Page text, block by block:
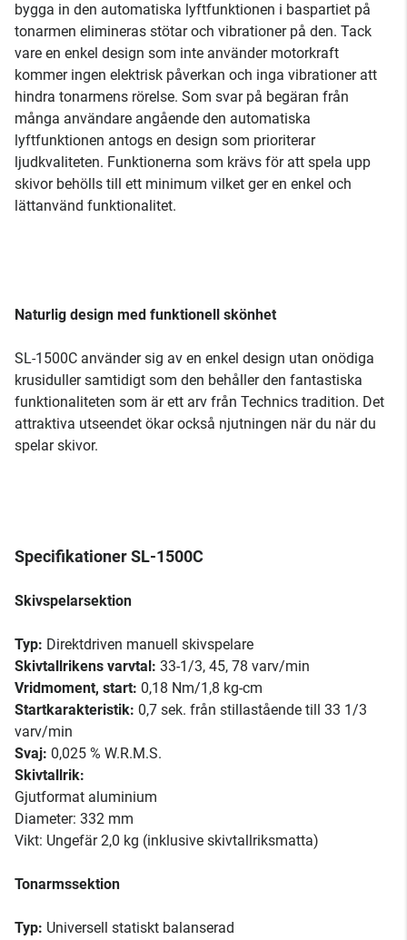
bygga in den automatiska lyftfunktionen i baspartiet på
tonarmen elimineras stötar och vibrationer på den. Tack
vare en enkel design som inte använder motorkraft
kommer ingen elektrisk påverkan och inga vibrationer att
hindra tonarmens rörelse. Som svar på begäran från
många användare angående den automatiska
lyftfunktionen antogs en design som prioriterar
ljudkvaliteten. Funktionerna som krävs för att spela upp
skivor behölls till ett minimum vilket ger en enkel och
lättanvänd funktionalitet.
Naturlig design med funktionell skönhet
SL-1500C använder sig av en enkel design utan onödiga
krusiduller samtidigt som den behåller den fantastiska
funktionaliteten som är ett arv från Technics tradition. Det
attraktiva utseendet ökar också njutningen när du när du
spelar skivor.
Specifikationer SL-1500C
Skivspelarsektion
Typ: Direktdriven manuell skivspelare
Skivtallrikens varvtal: 33-1/3, 45, 78 varv/min
Vridmoment, start: 0,18 Nm/1,8 kg-cm
Startkarakteristik: 0,7 sek. från stillastående till 33 1/3
varv/min
Svaj: 0,025 % W.R.M.S.
Skivtallrik:
Gjutformat aluminium
Diameter: 332 mm
Vikt: Ungefär 2,0 kg (inklusive skivtallriksmatta)
Tonarmssektion
Typ: Universell statiskt balanserad